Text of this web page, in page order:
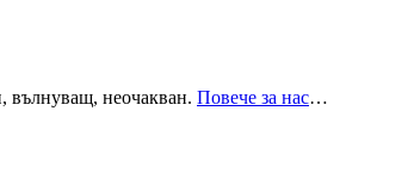
вълнуващ, неочакван. Повече за нас…